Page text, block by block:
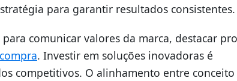
para garantir resultados consistentes.
comunicar valores da marca, destacar
. Investir em soluções inovadoras é
competitivos. O alinhamento entre conceito